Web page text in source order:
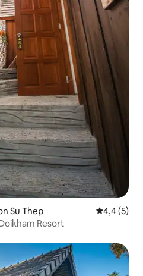
Su Thep Évaluation
4,4 (5)
Resort